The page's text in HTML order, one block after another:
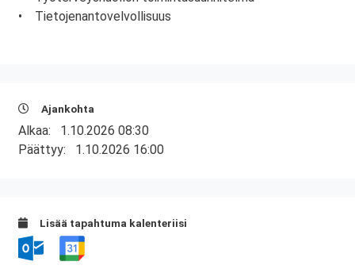
• Tietojenantovelvollisuus
Ajankohta
Alkaa: 1.10.2026 08:30
Päättyy: 1.10.2026 16:00
Lisää tapahtuma kalenteriisi